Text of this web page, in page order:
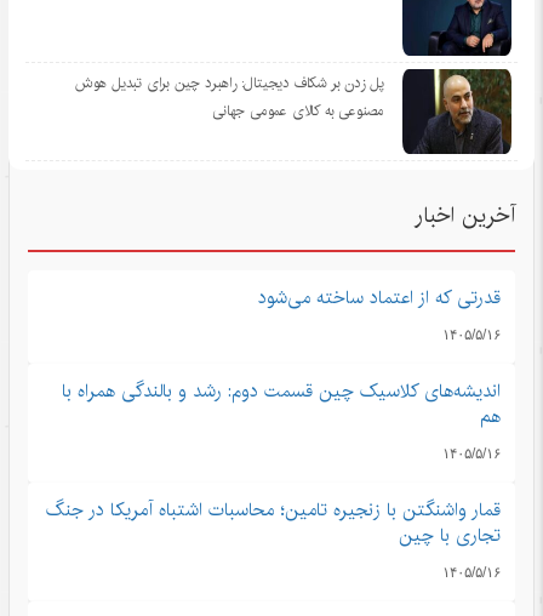
پل زدن بر شکاف دیجیتال: راهبرد چین برای تبدیل هوش
مصنوعی به کالای عمومی جهانی
آخرین اخبار
قدرتی که از اعتماد ساخته می‌شود
۱۴۰۵/۵/۱۶
اندیشه‌های کلاسیک چین قسمت دوم: رشد و بالندگی همراه با
هم
۱۴۰۵/۵/۱۶
قمار واشنگتن با زنجیره تامین؛ محاسبات اشتباه آمریکا در جنگ
تجاری با چین
۱۴۰۵/۵/۱۶